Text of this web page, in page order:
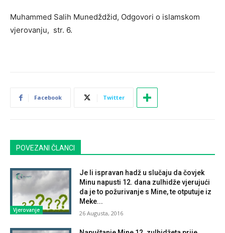
Muhammed Salih Munedždžid, Odgovori o islamskom
vjerovanju, str. 6.
Facebook Twitter
POVEZANI ČLANCI
Vjerovanje
Je li ispravan hadž u slučaju da čovjek
Minu napusti 12. dana zulhidže vjerujući
da je to požurivanje s Mine, te otputuje iz
Meke...
26 Augusta, 2016